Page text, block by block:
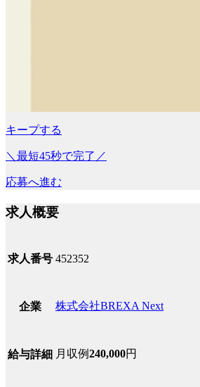
キープする
＼最短45秒で完了／
応募へ進む
求人概要
求人番号 452352
企業 株式会社BREXA Next
給与詳細 月収例240,000円